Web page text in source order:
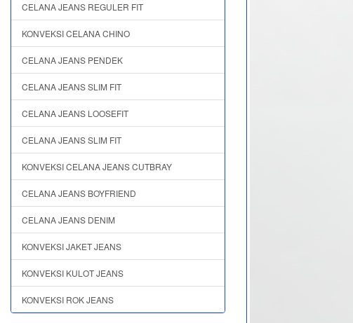
CELANA JEANS REGULER FIT
KONVEKSI CELANA CHINO
CELANA JEANS PENDEK
CELANA JEANS SLIM FIT
CELANA JEANS LOOSEFIT
CELANA JEANS SLIM FIT
KONVEKSI CELANA JEANS CUTBRAY
CELANA JEANS BOYFRIEND
CELANA JEANS DENIM
KONVEKSI JAKET JEANS
KONVEKSI KULOT JEANS
KONVEKSI ROK JEANS